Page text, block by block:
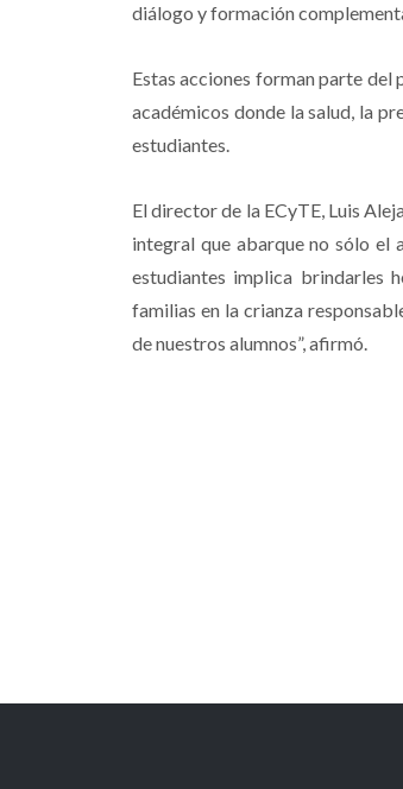
diálogo y formación
Estas acciones forman parte del
académicos donde la salud, la
estudiantes.
El director de la ECyTE, Luis
integral que abarque no sólo el
estudiantes implica brindarles
familias en la crianza
de nuestros alumnos”, afirmó.